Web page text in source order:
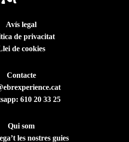
Avís legal
de privacitat
de cookies
Contacte
610 20 33 25
Qui som
les nostres guies